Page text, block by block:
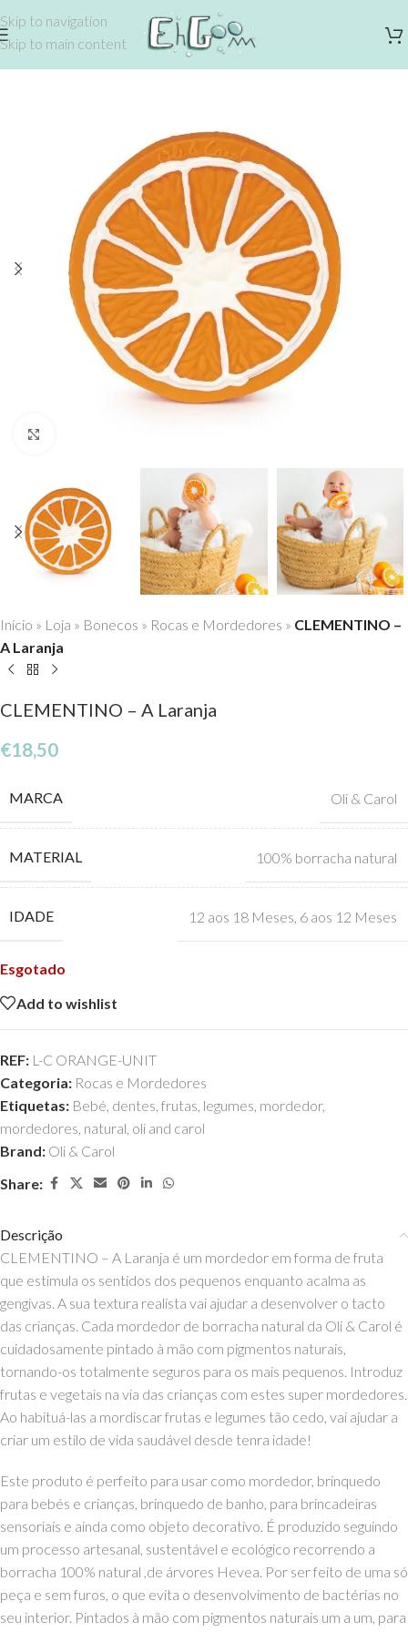
Skip to navigation
Skip to main content
Início » Loja » Bonecos » Rocas e Mordedores » CLEMENTINO –
A Laranja
CLEMENTINO – A Laranja
€18,50
MARCA Oli & Carol
MATERIAL 100% borracha natural
IDADE 12 aos 18 Meses 6 aos 12 Meses
Esgotado
Add to wishlist
REF: L-C ORANGE-UNIT
Categoria: Rocas e Mordedores
Etiquetas: Bebé, dentes, frutas, legumes, mordedor,
mordedores, natural, oli and carol
Brand: Oli & Carol
Share:
Descrição
CLEMENTINO – A Laranja é um mordedor em forma de fruta
que estimula os sentidos dos pequenos enquanto acalma as
gengivas. A sua textura realista vai ajudar a desenvolver o tacto
das crianças. Cada mordedor de borracha natural da Oli & Carol é
cuidadosamente pintado à mão com pigmentos naturais,
tornando-os totalmente seguros para os mais pequenos. Introduz
frutas e vegetais na via das crianças com estes super mordedores.
Ao habituá-las a mordiscar frutas e legumes tão cedo, vai ajudar a
criar um estilo de vida saudável desde tenra idade!
Este produto é perfeito para usar como mordedor, brinquedo
para bebés e crianças, brinquedo de banho, para brincadeiras
sensoriais e ainda como objeto decorativo. É produzido seguindo
um processo artesanal, sustentável e ecológico recorrendo a
borracha 100% natural ,de árvores Hevea. Por ser feito de uma só
peça e sem furos, o que evita o desenvolvimento de bactérias no
seu interior. Pintados à mão com pigmentos naturais um a um, para